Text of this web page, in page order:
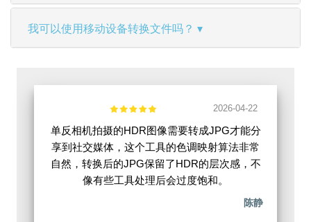
我可以使用移动设备转换文件吗？
2026-04-22
单反相机拍摄的HDR图像需要转成JPG才能分
享到社交媒体，这个工具的色调映射算法非常
自然，转换后的JPG保留了HDR的层次感，不
像有些工具处理后会过度饱和。
陈静